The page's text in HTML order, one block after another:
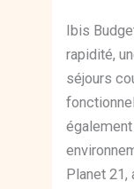
Ibis
rapidité,
séjours
Planet